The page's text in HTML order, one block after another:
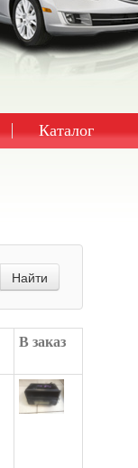
Каталог
Найти
В заказ